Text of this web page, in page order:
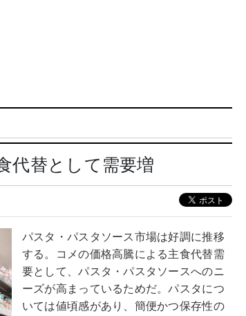
代替として需要増
パスタ・パスタソース市場は好調に推移
する。コメの価格高騰による主食代替需
要として、パスタ・パスタソースへのニ
ーズが高まっているためだ。パスタにつ
いては値頃感があり、簡便かつ保存性の